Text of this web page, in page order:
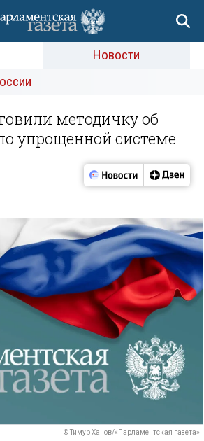
Новости
методичку об
упрощенной системе
© Тимур Ханов/«Парламентская газета»